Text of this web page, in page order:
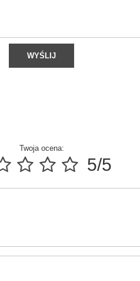
WYŚLIJ
Twoja ocena:
5/5